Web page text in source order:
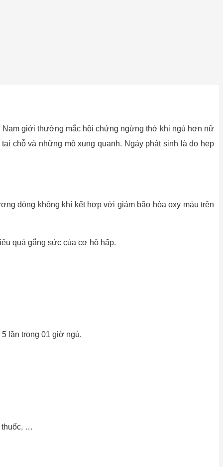
Nam giới thường mắc hội chứng ngừng thở khi ngủ hơn nữ
chỗ và những mô xung quanh. Ngáy phát sinh là do hẹp
dòng không khí kết hợp với giảm bão hòa oxy máu trên
quả gắng sức của cơ hô hấp.
lần trong 01 giờ ngủ.
thuốc, …